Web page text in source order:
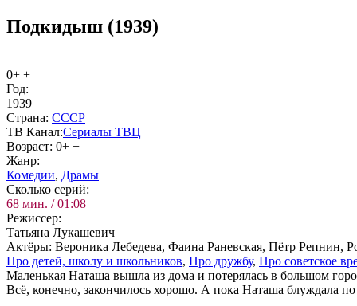
Подкидыш (1939)
0+ +
Год:
1939
Стра­на: СССР
ТВ Ка­нал:Сериалы ТВЦ
Воз­раст: 0+ +
Жанр:
Ко­ме­дии, Дра­мы
Сколь­ко се­рий:
68 мин. / 01:08
Ре­жис­сер:
Татьяна Лукашевич
Ак­тё­ры: Вероника Лебедева, Фаина Раневская, Пётр Репнин,
Про де­тей, шко­лу и школь­ни­ков, Про друж­бу, Про со­вет­ское
Маленькая Наташа вышла из дома и потерялась в большом
Всё, конечно, закончилось хорошо. А пока Наташа блуждала